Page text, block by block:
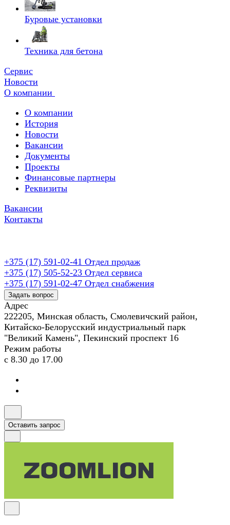
Буровые установки
Техника для бетона
Сервис
Новости
О компании
О компании
История
Новости
Вакансии
Документы
Проекты
Финансовые партнеры
Реквизиты
Вакансии
Контакты
+375 (17) 591-02-41 Отдел продаж
+375 (17) 505-52-23 Отдел сервиса
+375 (17) 591-02-47 Отдел снабжения
Задать вопрос
Адрес
222205, Минская область, Смолевичский район,
Китайско-Белорусский индустриальный парк
"Великий Камень", Пекинский проспект 16
Режим работы
с 8.30 до 17.00
Оставить запрос